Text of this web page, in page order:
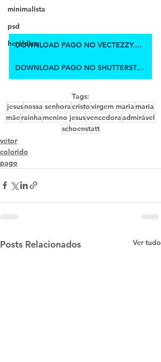
minimalista
psd
heráldica
DOWNLOAD PAGO NO VECTEZZY.COM
DOWNLOAD PAGO NO SHUTTERSTOCK
Tags:
jesusnossa senhoracristovirgem maria maria
mãerainha menino jesusvencedoraadmirável
schoenstatt
vetor
colorido
pago
Posts Relacionados Ver tudo